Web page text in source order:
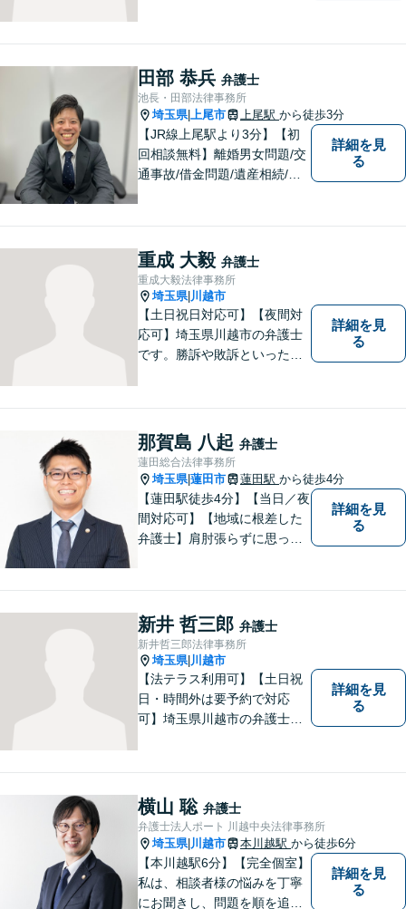
なってしまうことがあると思
います。そんな時は、お気軽
に私にご相談ください。
田部 恭兵 弁護士
池長・田部法律事務所
埼玉県| 上尾市 上尾駅 から徒歩3分
【JR線上尾駅より3分】【初
回相談無料】離婚男女問題/交
通事故/借金問題/遺産相続/債
に無料相談を時間を区切らず
に設けております。ぜひ、お
気軽にご相談ください。
詳細を見
る
重成 大毅 弁護士
重成大毅法律事務所
埼玉県| 川越市
【土日祝日対応可】【夜間対
応可】埼玉県川越市の弁護士
です。勝訴や敗訴といった結
ます。ぜひ一度ご相談くださ
い。
詳細を見
る
那賀島 八起 弁護士
蓮田総合法律事務所
埼玉県|蓮田市 蓮田駅 から徒歩4分
【蓮田駅徒歩4分】【当日／夜
間対応可】【地域に根差した
弁護士】肩肘張らずに思って
詳細を見
る
新井 哲三郎 弁護士
新井哲三郎法律事務所
埼玉県| 川越市
【法テラス利用可】【土日祝
日・時間外は要予約で対応
可】埼玉県川越市の弁護士で
軽にご相談ください。
詳細を見
る
横山 聡 弁護士
弁護士法人ポート 川越中央法律事務所
埼玉県| 川越市 本川越駅 から徒歩6分
【本川越駅6分】【完全個室】
私は、相談者様の悩みを丁寧
にお聞きし、問題を順を追っ
詳細を見
る